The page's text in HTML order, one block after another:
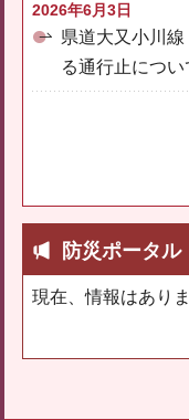
2026年6月3日
県道大又小川
る通行止につい
防災ポータル
現在、情報はありま